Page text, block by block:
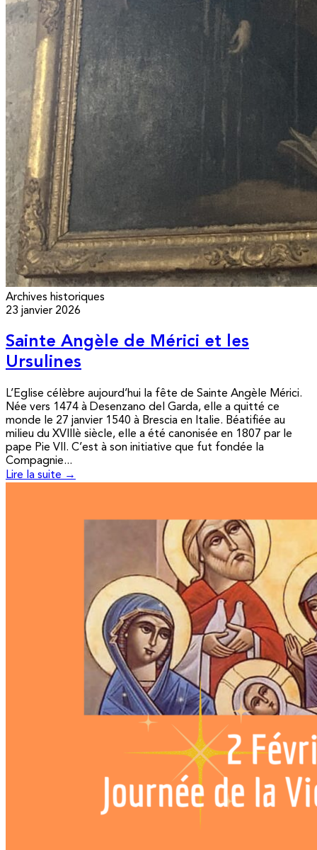
Archives historiques
23 janvier 2026
Sainte Angèle de Mérici et les
Ursulines
L’Eglise célèbre aujourd’hui la fête de Sainte Angèle Mérici.
Née vers 1474 à Desenzano del Garda, elle a quitté ce
monde le 27 janvier 1540 à Brescia en Italie. Béatifiée au
milieu du XVIIIè siècle, elle a été canonisée en 1807 par le
pape Pie VII. C’est à son initiative que fut fondée la
Compagnie...
Lire la suite →